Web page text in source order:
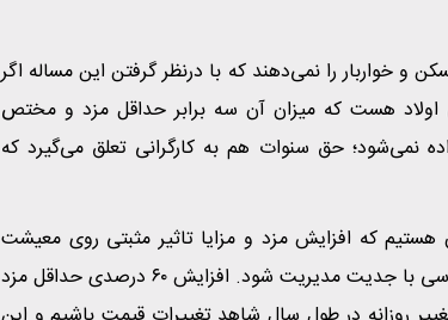
خواربار را نمی‌دهند که با درنظر گرفتن این مساله اگر
اولاد هست که میزان آن سه برابر حداقل مزد و مختص
کارگران داده نمی‌شود؛ حق سنوات هم به کارگرانی تعلق می‌گیرد که
هستیم که افزایش مزد و مزایا تاثیر مثبتی روی معیشت
خانوارهای کارگری بگذارد، لازمه‌اش این است که تثبیت قیمت کالاهای اساسی با جدیت مدیریت شود. افزایش ۶۰ درصدی حداقل مزد